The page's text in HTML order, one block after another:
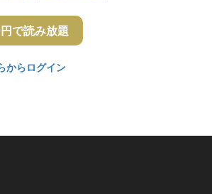
で読み放題
からログイン